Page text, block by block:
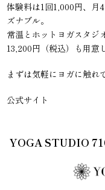
体験料は1回1,000円、月
ズナブル。
常温とホットヨガスタジ
13,200円（税込）も用意
まずは気軽にヨガに触れ
公式サイト
YOGA STUDIO